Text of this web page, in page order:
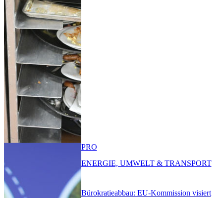
Bürokratieabbau: EU-Kommission visiert
PRO
ENERGIE, UMWELT & TRANSPORT